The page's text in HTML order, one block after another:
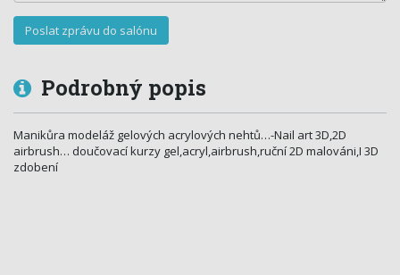
Podrobný popis
Manikůra modeláž gelových acrylových nehtů…-Nail art 3D,2D
airbrush… doučovací kurzy gel,acryl,air­brush,ruční 2D malováni,I 3D
zdobení